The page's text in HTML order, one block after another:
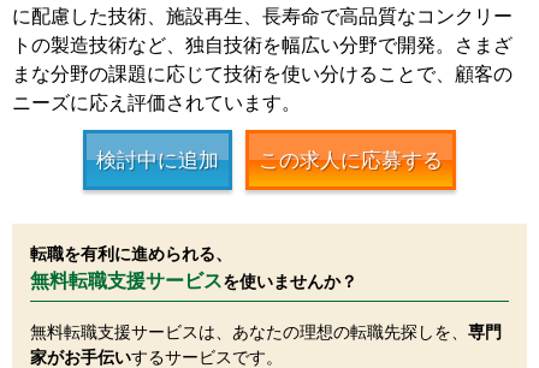
に配慮した技術、施設再生、長寿命で高品質なコンクリー
トの製造技術など、独自技術を幅広い分野で開発。さまざ
まな分野の課題に応じて技術を使い分けることで、顧客の
ニーズに応え評価されています。
検討中に追加 この求人に応募する
転職を有利に進められる、
無料転職支援サービスを使いませんか？
無料転職支援サービスは、あなたの理想の転職先探しを、 専門
家がお手伝いするサービスです。